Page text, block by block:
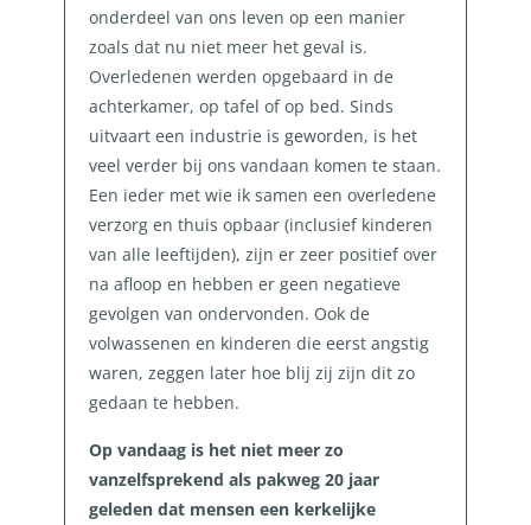
onderdeel van ons leven op een manier
zoals dat nu niet meer het geval is.
Overledenen werden opgebaard in de
achterkamer, op tafel of op bed. Sinds
uitvaart een industrie is geworden, is het
veel verder bij ons vandaan komen te staan.
Een ieder met wie ik samen een overledene
verzorg en thuis opbaar (inclusief kinderen
van alle leeftijden), zijn er zeer positief over
na afloop en hebben er geen negatieve
gevolgen van ondervonden. Ook de
volwassenen en kinderen die eerst angstig
waren, zeggen later hoe blij zij zijn dit zo
gedaan te hebben.
Op vandaag is het niet meer zo
vanzelfsprekend als pakweg 20 jaar
geleden dat mensen een kerkelijke